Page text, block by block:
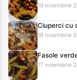
19 noiembrie
Ciuperci cu
18 noiembrie
Fasole
17 noiembrie